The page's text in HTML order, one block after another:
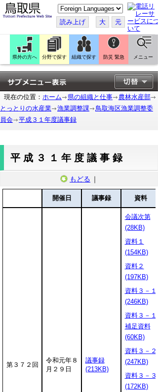
こ
の
ペ
ー
ジ
翻
訳
す
る
読み上げ 大 元
県外の方へ 分野で探す 組織で探す 防災 緊急 メニュー
現在の位置： ホーム 県の組織と仕事
農林水産部
とっとりの水産業
漁業調整課
鳥取海区漁業調整委
員会
平成３１年度議事録
平成３１年度議事録
もどる ｜
開催日 議事録 資料
第３７２回
令和元年８
月２９日
議事録
(213KB)
会議次第
(28KB)
資料１
(154KB)
資料２
(197KB)
資料３－１
(246KB)
資料３－１
補足資料
(60KB)
資料３－２
(247KB)
資料３－３
(172KB)